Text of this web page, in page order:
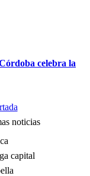
celebra la
noticias
capital